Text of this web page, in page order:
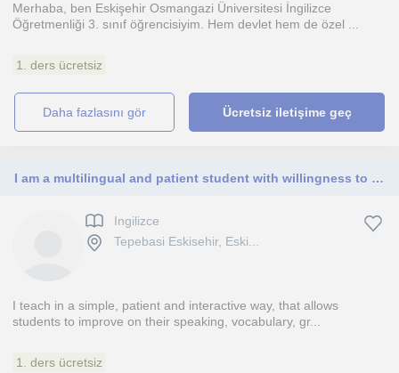
Merhaba, ben Eskişehir Osmangazi Üniversitesi İngilizce
Öğretmenliği 3. sınıf öğrencisiyim. Hem devlet hem de özel ...
1. ders ücretsiz
daha fazlasını gör Ücretsiz iletişime geç
I am a multilingual and patient student with willingness to help others learn and improve themselves.
Ingilizce
Tepebasi Eskisehir, Eski...
I teach in a simple, patient and interactive way, that allows
students to improve on their speaking, vocabulary, gr...
1. ders ücretsiz